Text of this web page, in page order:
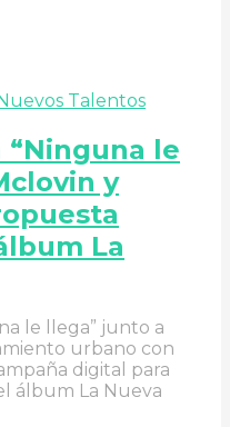
Talentos
le
y
La
le llega” junto a
urbano con
digital para
álbum La Nueva